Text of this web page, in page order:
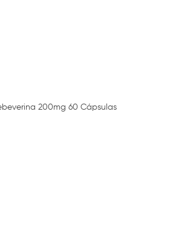
200mg 60 Cápsulas